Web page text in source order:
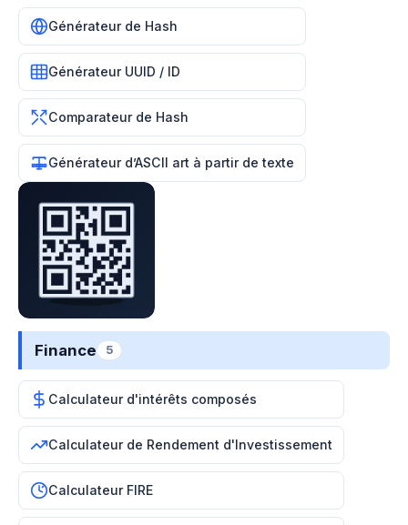
Générateur de Hash
Générateur UUID / ID
Comparateur de Hash
Générateur d’ASCII art à partir de texte
Finance 5
Calculateur d'intérêts composés
Calculateur de Rendement d'Investissement
Calculateur FIRE